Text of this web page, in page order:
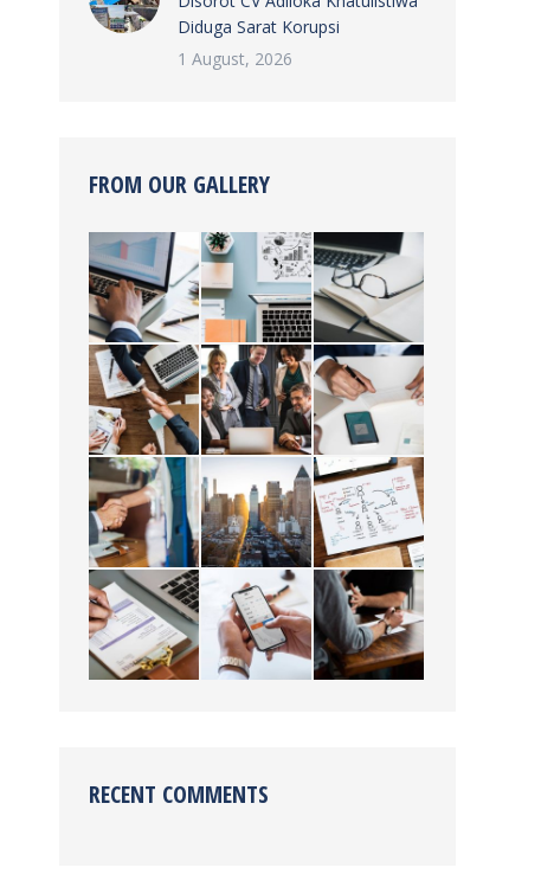
Diduga Sarat Korupsi
1 August, 2026
FROM OUR GALLERY
RECENT COMMENTS